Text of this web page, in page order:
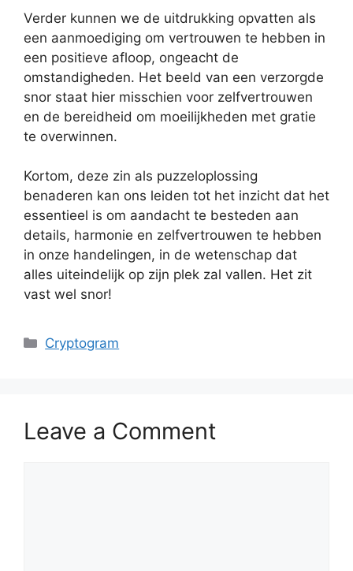
Verder kunnen we de uitdrukking opvatten als
een aanmoediging om vertrouwen te hebben in
een positieve afloop, ongeacht de
omstandigheden. Het beeld van een verzorgde
snor staat hier misschien voor zelfvertrouwen
en de bereidheid om moeilijkheden met gratie
te overwinnen.
Kortom, deze zin als puzzeloplossing
benaderen kan ons leiden tot het inzicht dat het
essentieel is om aandacht te besteden aan
details, harmonie en zelfvertrouwen te hebben
in onze handelingen, in de wetenschap dat
alles uiteindelijk op zijn plek zal vallen. Het zit
vast wel snor!
Categories
Cryptogram
Leave a Comment